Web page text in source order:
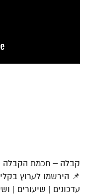
קבלה – חכמת הקבלה
📌 הירשמו לערוץ
עדכונים | שיעורים |